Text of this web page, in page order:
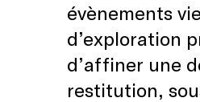
évènements
d’exploration
d’affiner une
restitution,